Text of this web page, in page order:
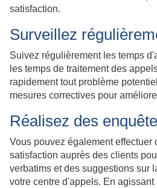
satisfaction.
Surveillez
Suivez régulièrement les temps
les temps de traitement des
rapidement tout problème
mesures correctives pour
Réalisez des
Vous pouvez également effectuer
satisfaction auprès des clients
verbatims et des suggestions sur
votre centre d'appels. En